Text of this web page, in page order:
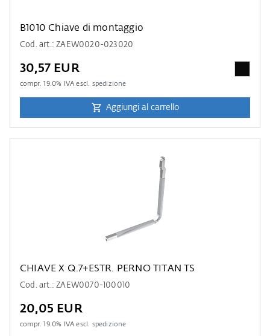
B1010 Chiave di montaggio
Cod. art.: ZAEW0020-023020
30,57 EUR
compr.19.0% IVA escl. spedizione
Aggiungi al carrello
CHIAVE X Q.7+ESTR. PERNO TITAN TS
Cod. art.: ZAEW0070-100010
20,05 EUR
compr.19.0% IVA escl. spedizione